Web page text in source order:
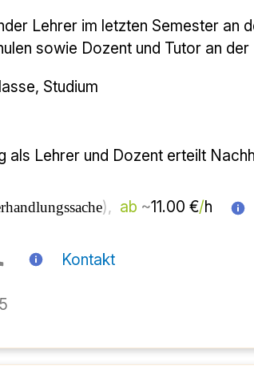
Lehrer im letzten Semester an
sowie Dozent und Tutor an
Studium
als Lehrer und Dozent erteilt
), ab ~11.00 €/h
Kontakt